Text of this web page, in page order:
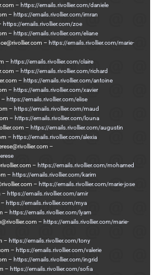
– https://emails.rivollier.com/daniele
– https://emails.rivollier.com/imran
https://emails.rivollier.com/zoe
– https://emails.rivollier.com/eliane
– https://emails.rivollier.com/marie-
– https://emails.rivollier.com/claire
– https://emails.rivollier.com/richard
– https://emails.rivollier.com/antoine
– https://emails.rivollier.com/xavier
– https://emails.rivollier.com/elise
– https://emails.rivollier.com/maud
– https://emails.rivollier.com/louna
– https://emails.rivollier.com/augustin
– https://emails.rivollier.com/alexia
–
– https://emails.rivollier.com/mohamed
– https://emails.rivollier.com/karim
– https://emails.rivollier.com/marie-jose
– https://emails.rivollier.com/amir
– https://emails.rivollier.com/mya
– https://emails.rivollier.com/lyam
– https://emails.rivollier.com/marie-
– https://emails.rivollier.com/tony
– https://emails.rivollier.com/valerie
– https://emails.rivollier.com/ingrid
– https://emails.rivollier.com/sofia